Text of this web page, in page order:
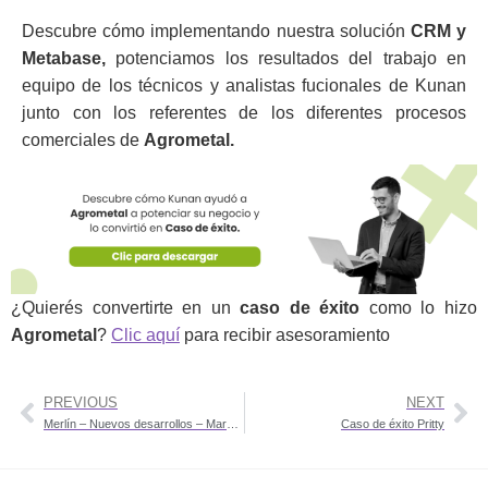
Descubre cómo implementando nuestra solución CRM y
Metabase, potenciamos los resultados del trabajo en
equipo de los técnicos y analistas fucionales de Kunan
junto con los referentes de los diferentes procesos
comerciales de Agrometal.
¿Quierés convertirte en uncaso de éxito como lo hizo
Agrometal ? Clic aquí para recibir asesoramiento
PREVIOUS NEXT
Caso de éxito Pritty